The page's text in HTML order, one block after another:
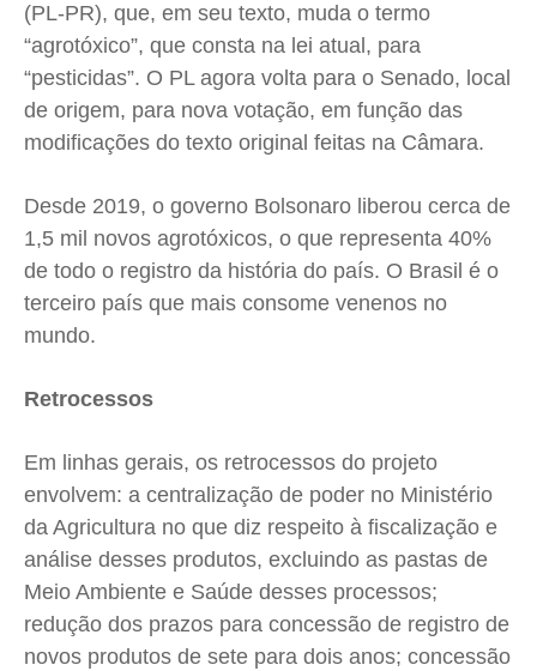
(PL-PR), que, em seu texto, muda o termo
“agrotóxico”, que consta na lei atual, para
“pesticidas”. O PL agora volta para o Senado, local
de origem, para nova votação, em função das
modificações do texto original feitas na Câmara.
Desde 2019, o governo Bolsonaro liberou cerca de
1,5 mil novos agrotóxicos, o que representa 40%
de todo o registro da história do país. O Brasil é o
terceiro país que mais consome venenos no
mundo.
Retrocessos
Em linhas gerais, os retrocessos do projeto
envolvem: a centralização de poder no Ministério
da Agricultura no que diz respeito à fiscalização e
análise desses produtos, excluindo as pastas de
Meio Ambiente e Saúde desses processos;
redução dos prazos para concessão de registro de
novos produtos de sete para dois anos; concessão